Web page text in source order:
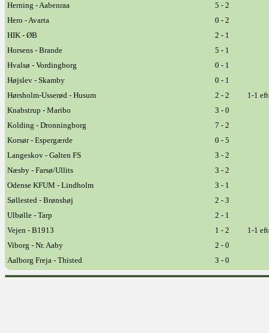
Herning - Aabenraa
5 - 2
Hero - Avarta
0 - 2
HIK - ØB
2 - 1
Horsens - Brande
5 - 1
Hvalsø - Vordingborg
0 - 1
Højslev - Skamby
0 - 1
Hørsholm-Usserød - Husum
2 - 2
1-1
Knabstrup - Maribo
3 - 0
Kolding - Dronningborg
7 - 2
Korsør - Espergærde
0 - 5
Langeskov - Galten FS
3 - 2
Næsby - Farsø/Ullits
3 - 2
Odense KFUM - Lindholm
3 - 1
Søllested - Brønshøj
2 - 3
Ulbølle - Tarp
2 - 1
Vejen - B1913
1 - 2
1-1
Viborg - Nr. Aaby
2 - 0
Aalborg Freja - Thisted
3 - 0